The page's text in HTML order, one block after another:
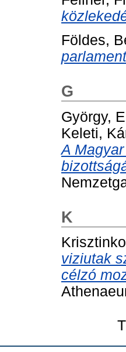
Földes,
G
György,
Keleti,
A
K
viziutak
célzó